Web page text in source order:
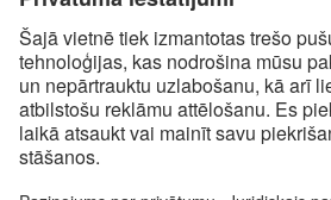
vien nav noteikts
* Bluetooth® vārdiskā zīme un logotipi ir
pieder Bluetooth SIG, Inc., un Satisfyer
ar licenci.
Apple, Apple logotips un Apple Watch ir
Play un Google Play logotips ir